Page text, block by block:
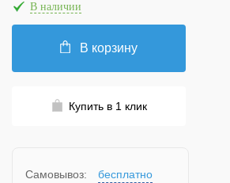
В наличии
В корзину
Купить в 1 клик
Самовывоз: бесплатно